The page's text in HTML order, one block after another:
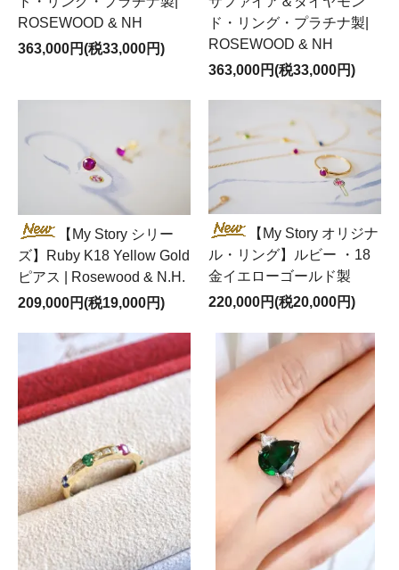
ROSEWOOD & NH
363,000円(税33,000円)
ド・リング・プラチナ製|
ROSEWOOD & NH
363,000円(税33,000円)
【My Story シリー
ズ】Ruby K18 Yellow Gold
ピアス | Rosewood & N.H.
209,000円(税19,000円)
【My Story オリジナ
ル・リング】ルビー ・18
金イエローゴールド製
220,000円(税20,000円)